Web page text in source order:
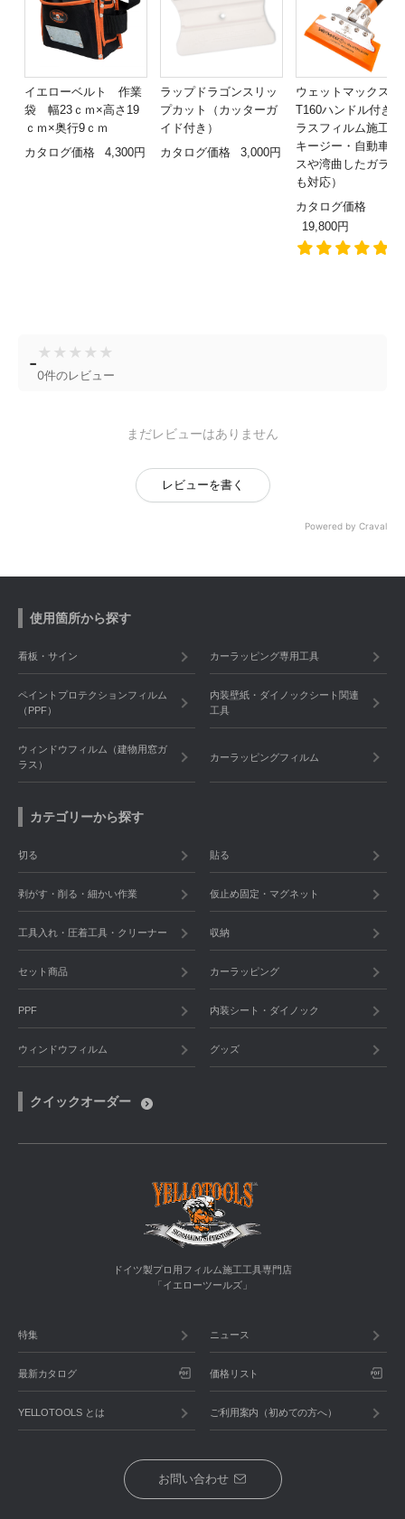
イエローベルト 作業
袋 幅23ｃｍ×高さ19
ｃｍ×奥行9ｃｍ
カタログ価格
4,300円
ラップドラゴンスリッ
プカット（カッターガ
イド付き）
カタログ価格
3,000円
ウェットマックス
T160ハンドル付き
ラスフィルム施工用
キージー・自動車ガ
スや湾曲したガラス
も対応）
カタログ価格
19,800円
- ★ ★ ★ ★ ★
0件のレビュー
まだレビューはありません
レビューを書く
Powered by Craval
使用箇所から探す
看板・サイン カーラッピング専用工具
ペイントプロテクションフィルム
（PPF）
内装壁紙・ダイノックシート関連
工具
ウィンドウフィルム（建物用窓ガ
ラス）
カーラッピングフィルム
カテゴリーから探す
切る 貼る
剥がす・削る・細かい作業 仮止め固定・マグネット
工具入れ・圧着工具・クリーナー 収納
セット商品 カーラッピング
PPF 内装シート・ダイノック
ウィンドウフィルム グッズ
クイックオーダー
ドイツ製プロ用フィルム施工工具専門店
「イエローツールズ」
特集 ニュース
最新カタログ 価格リスト
YELLOTOOLS とは ご利用案内（初めての方へ）
お問い合わせ